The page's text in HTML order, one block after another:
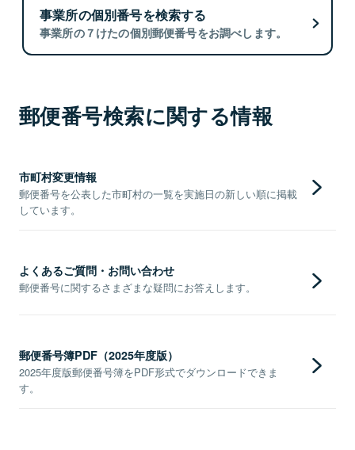
事業所の個別番号を検索する
事業所の７けたの個別郵便番号をお調べします。
郵便番号検索に関する情報
市町村変更情報
郵便番号を公表した市町村の一覧を実施日の新しい順に掲載
しています。
よくあるご質問・お問い合わせ
郵便番号に関するさまざまな疑問にお答えします。
郵便番号簿PDF（2025年度版）
2025年度版郵便番号簿をPDF形式でダウンロードできま
す。